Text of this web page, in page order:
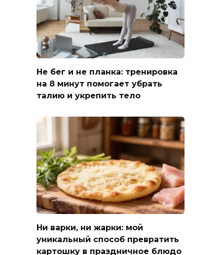
Не бег и не планка: тренировка
на 8 минут помогает убрать
талию и укрепить тело
Ни варки, ни жарки: мой
уникальный способ превратить
картошку в праздничное блюдо